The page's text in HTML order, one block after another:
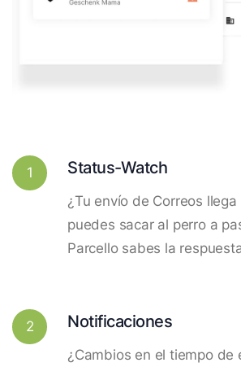
1 Status-Watch
¿Tu envío de Correos
puedes sacar al perro a
Parcello sabes la
2 Notificaciones
¿Cambios en el tiempo de